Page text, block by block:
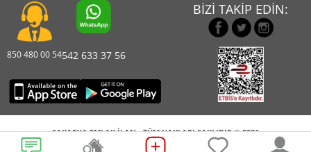
850 480 00 54542 633 37 56
BİZİ TAKİP EDİN:
SAKARYA EMLAK İLAN - TÜM HAKLARI SAKLIDIR © 2026